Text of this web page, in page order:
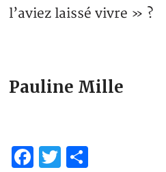
l’aviez laissé vivre » ?
Pauline Mille
Facebook
Twitter